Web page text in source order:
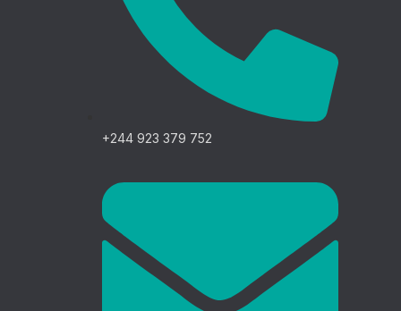
+244 923 379 752